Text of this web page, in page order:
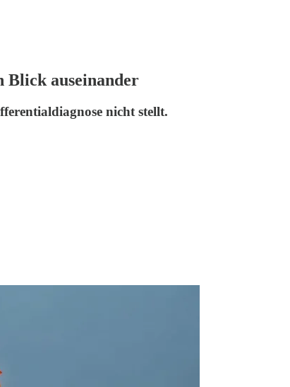
auseinander
nicht stellt.